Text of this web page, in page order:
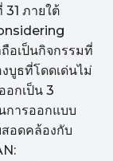
31 ภายใต้
อเป็นกิจกรรมที่
บูธที่โดดเด่นไม่
อกเป็น 3
การออกแบบ
อดคล้องกับ